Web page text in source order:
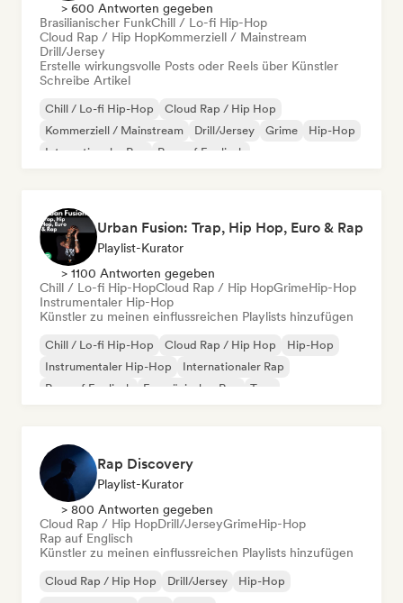
> 600 Antworten gegeben
Brasilianischer FunkChill / Lo-fi Hip-Hop
Cloud Rap / Hip HopKommerziell / Mainstream
Drill/Jersey
Erstelle wirkungsvolle Posts oder Reels über Künstler
Schreibe Artikel
Chill / Lo-fi Hip-Hop
Cloud Rap / Hip Hop
Kommerziell / Mainstream
Drill/Jersey Grime
Hip-Hop
Internationaler Rap
Rap auf Englisch
Urban Fusion: Trap, Hip Hop, Euro & Rap
Playlist-Kurator
> 1100 Antworten gegeben
Chill / Lo-fi Hip-HopCloud Rap / Hip HopGrimeHip-Hop
Instrumentaler Hip-Hop
Künstler zu meinen einflussreichen Playlists hinzufügen
Chill / Lo-fi Hip-Hop Cloud Rap / Hip Hop
Hip-Hop
Instrumentaler Hip-Hop
Internationaler Rap
Rap auf Englisch
Französischer Rap Trap
Rap Discovery
Playlist-Kurator
> 800 Antworten gegeben
Cloud Rap / Hip HopDrill/JerseyGrimeHip-Hop
Rap auf Englisch
Künstler zu meinen einflussreichen Playlists hinzufügen
Cloud Rap / Hip Hop Drill/Jersey
Hip-Hop